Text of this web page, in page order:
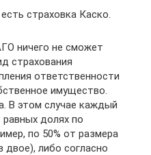
страховка Каско.
ничего не сможет
страхования
ответственности
имущество.
В этом случае каждый
равных долях по
по 50% от размера
двое), либо согласно